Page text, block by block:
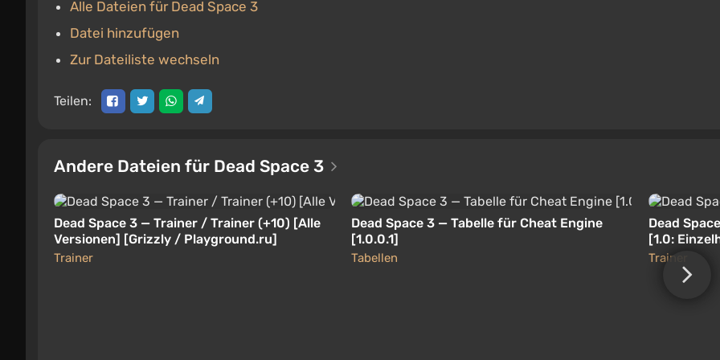
Alle Dateien für Dead Space 3
Datei hinzufügen
Zur Dateiliste wechseln
Teilen:
Andere Dateien für Dead Space 3
Dead Space 3 — Trainer / Trainer (+10) [Alle
Versionen] [Grizzly / Playground.ru]
Trainer
Dead Space 3 — Tabelle für Cheat Engine
[1.0.0.1]
Tabellen
Dead
[1.0:
[Lingon]
Trainer